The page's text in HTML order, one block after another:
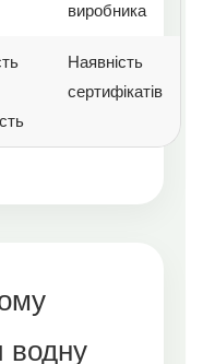
виробника
Наявність
сертифікатів
водну